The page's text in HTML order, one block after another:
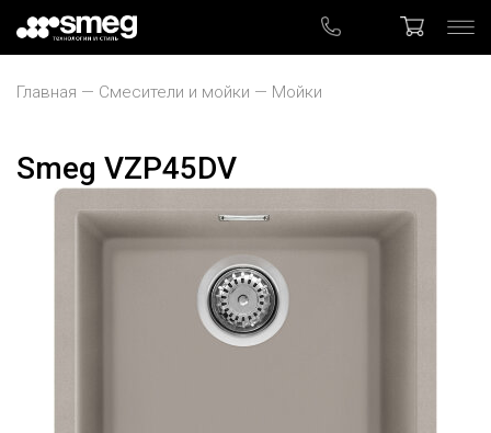
Главная Смесители и мойки Мойки
Smeg VZP45DV